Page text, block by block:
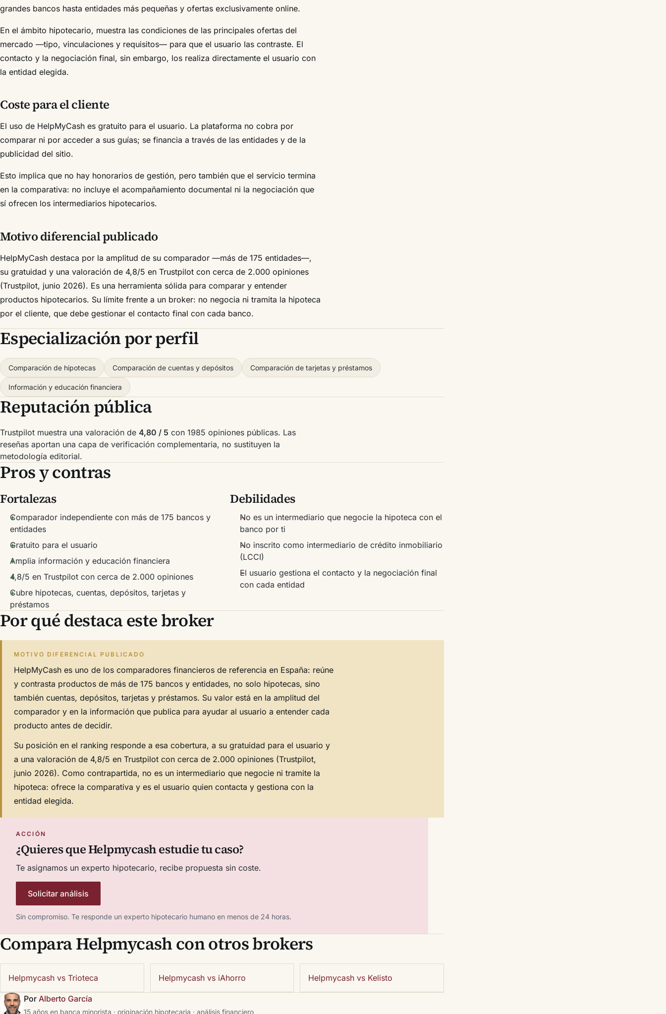
grandes bancos hasta entidades más pequeñas y ofertas exclusivamente online.
En el ámbito hipotecario, muestra las condiciones de las principales ofertas del
mercado —tipo, vinculaciones y requisitos— para que el usuario las contraste. El
contacto y la negociación final, sin embargo, los realiza directamente el usuario con
la entidad elegida.
Coste para el cliente
El uso de HelpMyCash es gratuito para el usuario. La plataforma no cobra por
comparar ni por acceder a sus guías; se financia a través de las entidades y de la
publicidad del sitio.
Esto implica que no hay honorarios de gestión, pero también que el servicio termina
en la comparativa: no incluye el acompañamiento documental ni la negociación que
sí ofrecen los intermediarios hipotecarios.
Motivo diferencial publicado
HelpMyCash destaca por la amplitud de su comparador —más de 175 entidades—,
su gratuidad y una valoración de 4,8/5 en Trustpilot con cerca de 2.000 opiniones
(Trustpilot, junio 2026). Es una herramienta sólida para comparar y entender
productos hipotecarios. Su límite frente a un broker: no negocia ni tramita la hipoteca
por el cliente, que debe gestionar el contacto final con cada banco.
Especialización por perfil
Comparación de hipotecas Comparación de cuentas y depósitos Comparación de tarjetas y préstamos
Información y educación financiera
Reputación pública
Trustpilot muestra una valoración de 4,80 / 5 con 1985 opiniones públicas. Las
reseñas aportan una capa de verificación complementaria, no sustituyen la
metodología editorial.
Pros y contras
Fortalezas
Comparador independiente con más de 175 bancos y
entidades
Gratuito para el usuario
Amplia información y educación financiera
4,8/5 en Trustpilot con cerca de 2.000 opiniones
Cubre hipotecas, cuentas, depósitos, tarjetas y
préstamos
Debilidades
No es un intermediario que negocie la hipoteca con el
banco por ti
No inscrito como intermediario de crédito inmobiliario
(LCCI)
El usuario gestiona el contacto y la negociación final
con cada entidad
Por qué destaca este broker
MOTIVO DIFERENCIAL PUBLICADO
HelpMyCash es uno de los comparadores financieros de referencia en España: reúne
y contrasta productos de más de 175 bancos y entidades, no solo hipotecas, sino
también cuentas, depósitos, tarjetas y préstamos. Su valor está en la amplitud del
comparador y en la información que publica para ayudar al usuario a entender cada
producto antes de decidir.
Su posición en el ranking responde a esa cobertura, a su gratuidad para el usuario y
a una valoración de 4,8/5 en Trustpilot con cerca de 2.000 opiniones (Trustpilot,
junio 2026). Como contrapartida, no es un intermediario que negocie ni tramite la
hipoteca: ofrece la comparativa y es el usuario quien contacta y gestiona con la
entidad elegida.
ACCIÓN
¿Quieres que Helpmycash estudie tu caso?
Te asignamos un experto hipotecario, recibe propuesta sin coste.
Solicitar análisis
Sin compromiso. Te responde un experto hipotecario humano en menos de 24 horas.
Compara Helpmycash con otros brokers
Helpmycash vs Trioteca Helpmycash vs iAhorro Helpmycash vs Kelisto
Por Alberto García
15 años en banca minorista · originación hipotecaria · análisis financiero